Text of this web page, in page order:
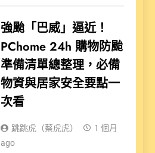
強颱「巴威」逼近！
PChome 24h 購物防颱
準備清單總整理，必備
物資與居家安全要點一
次看
跳跳虎（蔡虎虎）
1 個月
ago